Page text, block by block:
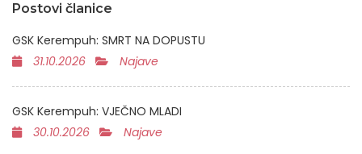
Postovi članice
GSK Kerempuh: SMRT NA DOPUSTU
31.10.2026
Najave
GSK Kerempuh: VJEČNO MLADI
30.10.2026
Najave